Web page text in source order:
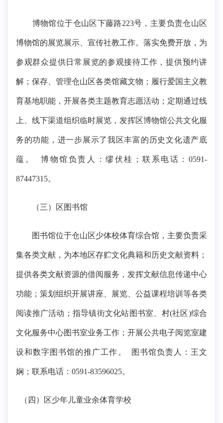
博物馆位于仓山区下藤路223号，主要负责仓山区
博物馆的展览展示、宣传社教工作。落实免费开放，为
参观群众提供日常展览的参观接待工作，提供预约讲
解；保存、管理仓山区各类馆藏文物；履行爱国主义教
育基地职能，开展各类主题教育志愿活动；定期通过线
上、线下渠道组织临时展览，发挥区博物馆公共文化服
务的功能，进一步展示了我区丰富的历史文化遗产底
蕴。 博物馆负责人：缪伏桂；联系电话：0591-
87447315。
（三）区图书馆
图书馆位于仓山区少体校体育综合馆，主要负责采
集各类文献，为本地区存贮文化典籍和历史文献资料；
提供各类文献资源的借阅服务，发挥文献信息传递中心
功能；策划组织开展讲座、展览、公益课程培训等各类
阅读推广活动；指导镇街文化站图书室、村(社区)综合
文化服务中心图书室业务工作；开展公共电子阅览室建
设和数字图书馆的推广工作。 图书馆负责人：王文
娴；联系电话：0591-83596025。
（四）区少年儿童业余体育学校